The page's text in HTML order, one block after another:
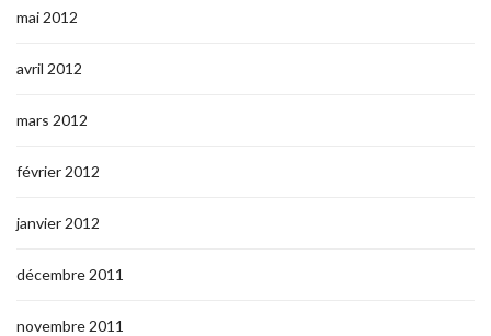
mai 2012
avril 2012
mars 2012
février 2012
janvier 2012
décembre 2011
novembre 2011